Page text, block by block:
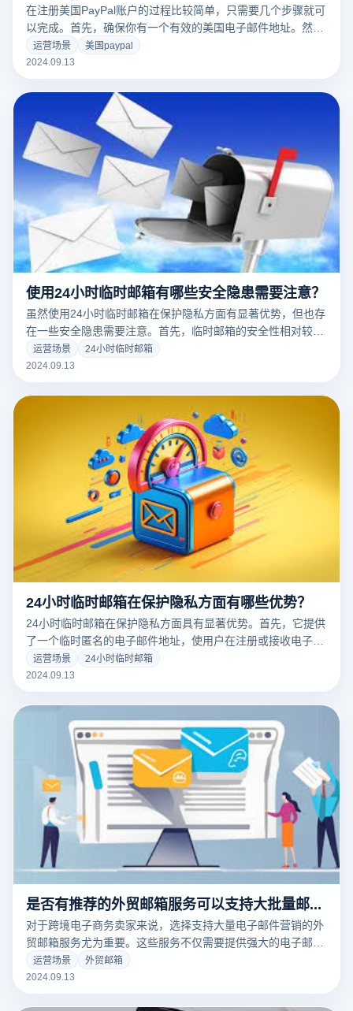
在注册美国PayPal账户的过程比较简单，只需要几个步骤就可
以完成。首先，确保你有一个有效的美国电子邮件地址。然
后，去PayPal官网，选择注册个人账户或商业账户，输入你的
电子邮件和基本个人信息。接下来，该系统将要求您与美国手
账户。通过完成这些步骤，您可以成功注册一个美国PayPal账
户，并在全球范围内开始支付和支付交易。
运营场景
美国paypal
2024.09.13
使用24小时临时邮箱有哪些安全隐患需要注意？
虽然使用24小时临时邮箱在保护隐私方面有显著优势，但也存
在一些安全隐患需要注意。首先，临时邮箱的安全性相对较
低。因为他们通常不提供密码保护，任何人只需要知道邮件地
址就可以浏览内容。其次，临时邮箱的短期存储限制意味着客
此外，临时邮箱可能无法接收一些验证邮件或重要信息，影响
账户注册或后续操作。因此，用户在使用24小时临时邮箱时应
谨慎接收账户，以免长时使用。
运营场景
24小时临时邮箱
2024.09.13
24小时临时邮箱在保护隐私方面有哪些优势？
24小时临时邮箱在保护隐私方面具有显著优势。首先，它提供
了一个临时匿名的电子邮件地址，使用户在注册或接收电子邮
件时不会暴露真实的个人电子邮件地址，从而降低了隐私泄露
的风险。其次，临时电子邮件一般不需要提供真实的身份信
使用寿命有限，即使电子邮件被泄露或账户被滥用，其影响也
将控制在相对较短的时间内。这些特点使得24小时临时电子邮
件地址成为处理临时事务、注册新账户或参与在线活动。
运营场景
24小时临时邮箱
2024.09.13
是否有推荐的外贸邮箱服务可以支持大批量邮件营销？
对于跨境电子商务卖家来说，选择支持大量电子邮件营销的外
贸邮箱服务尤为重要。这些服务不仅需要提供强大的电子邮件
发送能力，还需要有效的管理工具分析功能，以帮助企业有效
地进行营销和客户沟通。推荐的外贸电子邮件服务应具有高发
运营场景
外贸邮箱
2024.09.13